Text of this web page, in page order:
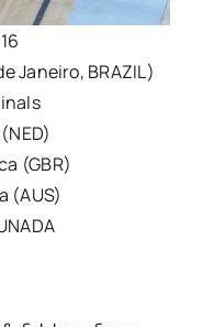
Janeiro, BRAZIL)
(GBR)
(AUS)